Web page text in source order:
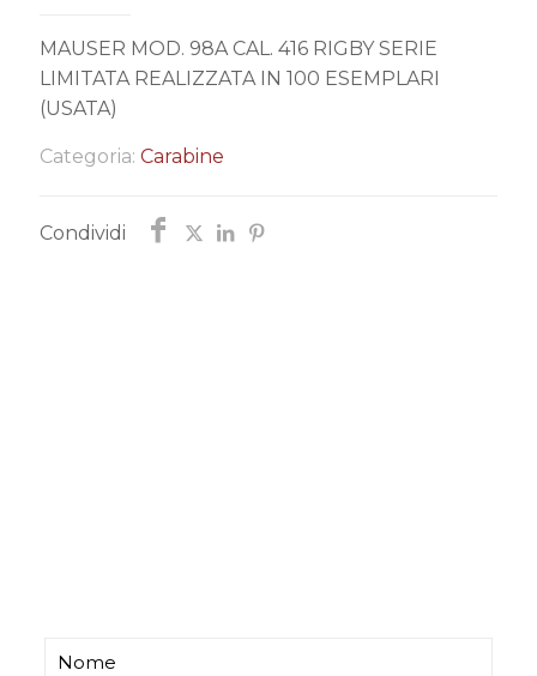
MAUSER MOD. 98A CAL. 416 RIGBY SERIE
LIMITATA REALIZZATA IN 100 ESEMPLARI
(USATA)
Categoria: Carabine
Condividi